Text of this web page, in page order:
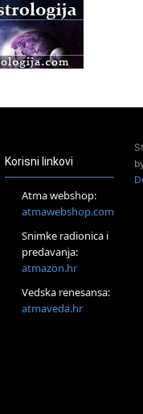
i Akaša zapisa
— nova
sistemskih
tijelo, duh i um
Korisni linkovi
Atma webshop:
atmawebshop.com
Snimke radionica i
predavanja:
atmazon.hr
Vedska renesansa:
atmaveda.hr